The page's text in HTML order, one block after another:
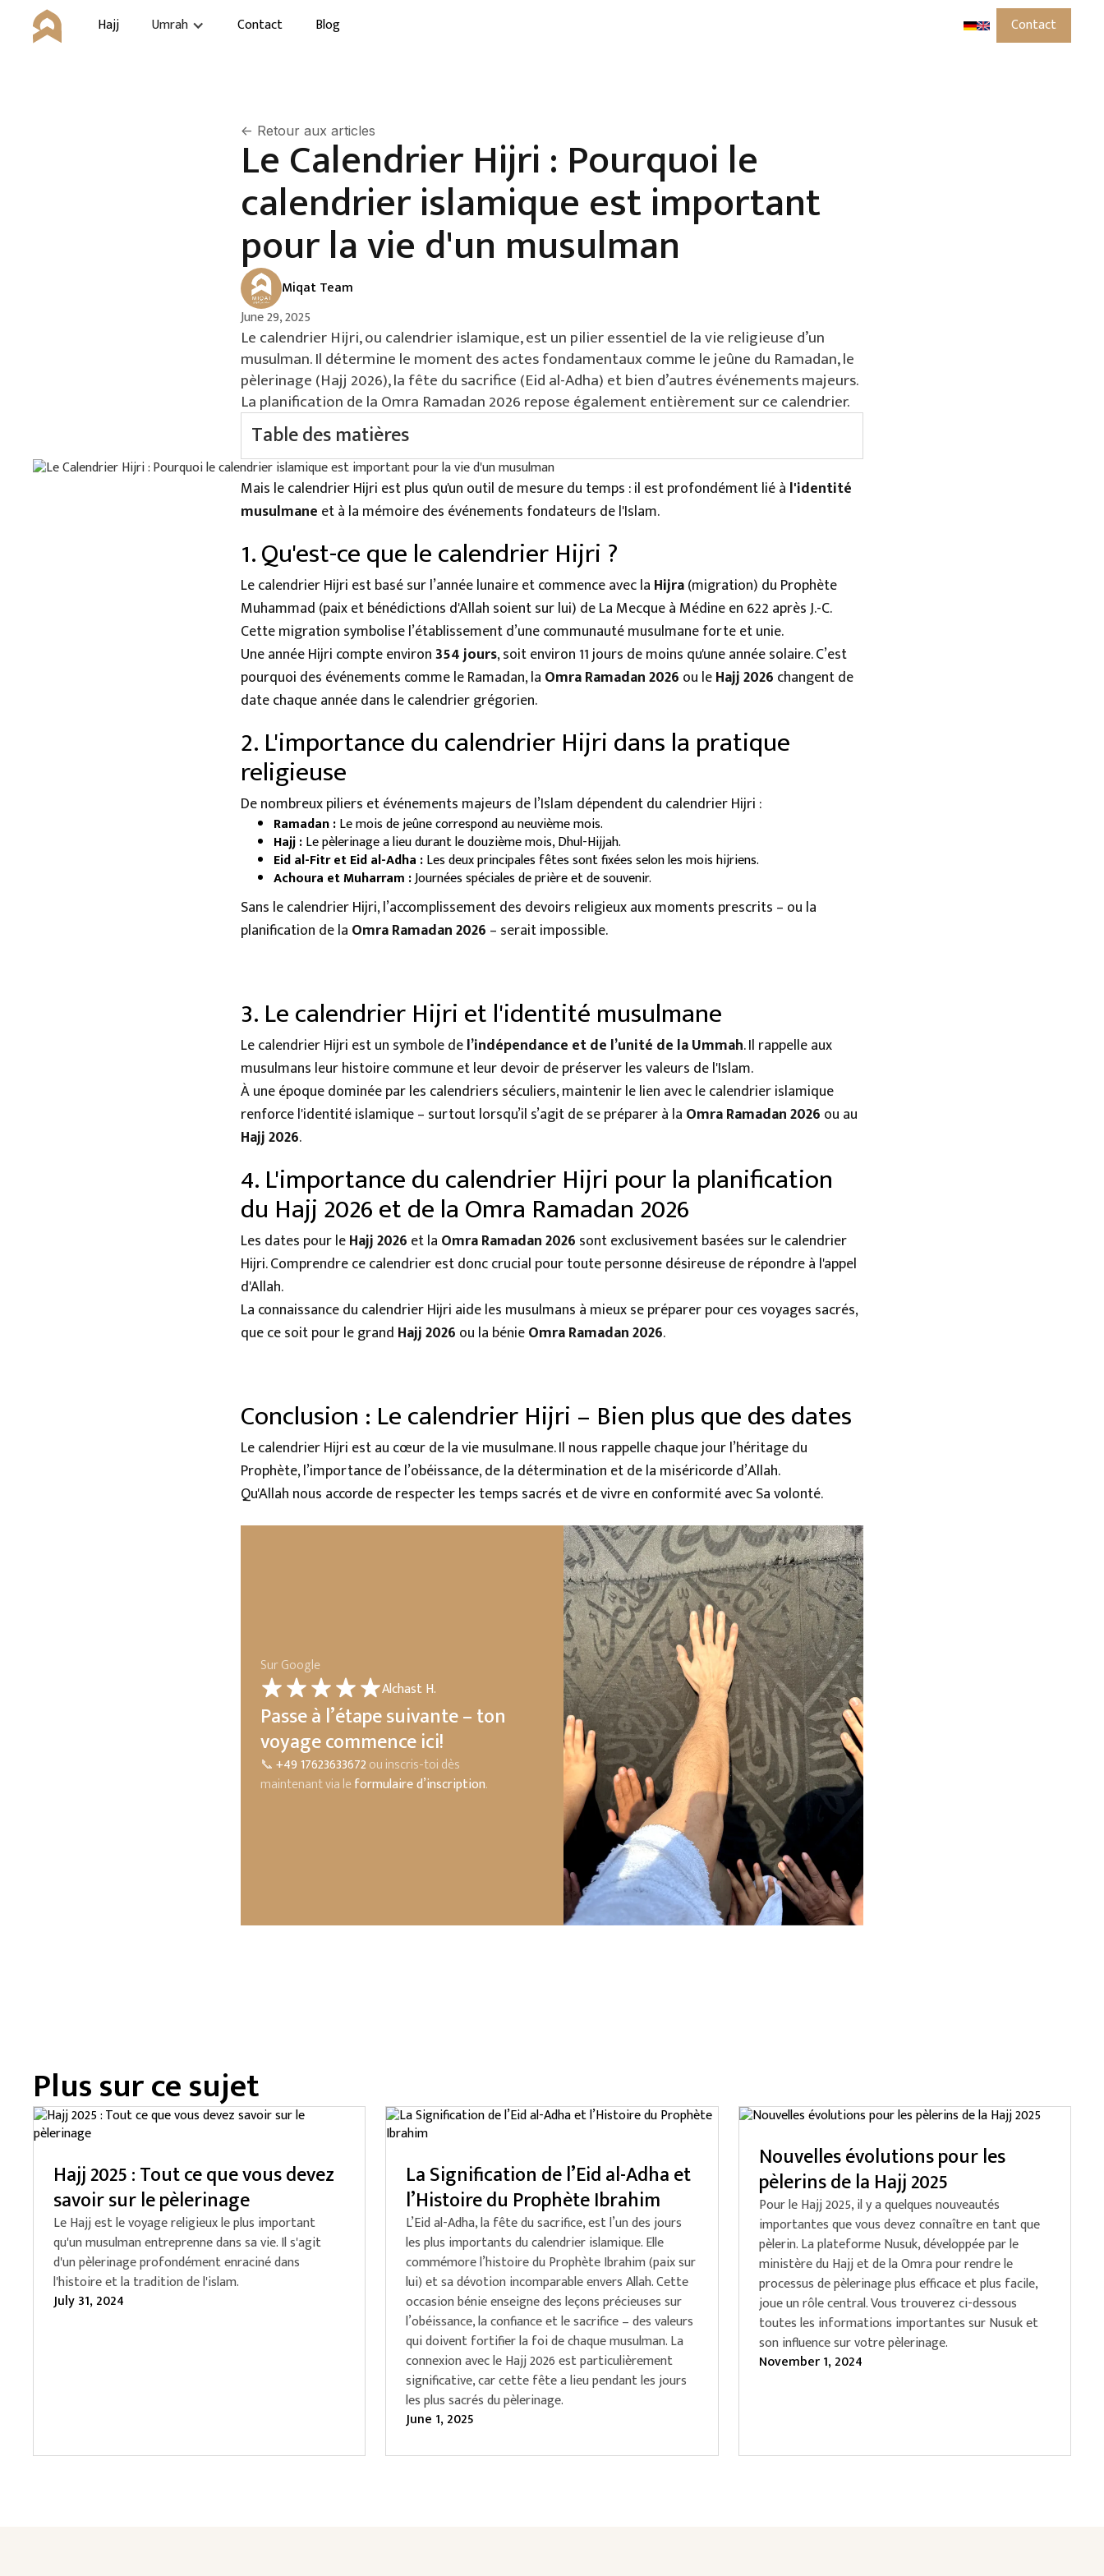
Hajj Umrah Contact Blog Contact
<- Retour aux articles
Le Calendrier Hijri : Pourquoi le
calendrier islamique est important
pour la vie d'un musulman
Miqat Team
June 29, 2025
Le calendrier Hijri, ou calendrier islamique, est un pilier essentiel de la vie religieuse d’un
musulman. Il détermine le moment des actes fondamentaux comme le jeûne du Ramadan, le
pèlerinage (Hajj 2026), la fête du sacrifice (Eid al-Adha) et bien d’autres événements majeurs.
La planification de la Omra Ramadan 2026 repose également entièrement sur ce calendrier.
Table des matières
1. Qu'est-ce que le calendrier Hijri ?
2. L'importance du calendrier Hijri dans la pratique religieuse
3. Le calendrier Hijri et l'identité musulmane
4. L'importance du calendrier Hijri pour la planification du Hajj 2026 et de la Omra Ramadan 2026
Mais le calendrier Hijri est plus qu'un outil de mesure du temps : il est profondément lié à l'identité
musulmane et à la mémoire des événements fondateurs de l'Islam.
1. Qu'est-ce que le calendrier Hijri ?
Le calendrier Hijri est basé sur l’année lunaire et commence avec la Hijra(migration) du Prophète
Muhammad (paix et bénédictions d'Allah soient sur lui) de La Mecque à Médine en 622 après J.-C.
Cette migration symbolise l’établissement d’une communauté musulmane forte et unie.
Une année Hijri compte environ354 jours, soit environ 11 jours de moins qu'une année solaire. C’est
pourquoi des événements comme le Ramadan, la Omra Ramadan 2026 ou leHajj 2026 changent de
date chaque année dans le calendrier grégorien.
2. L'importance du calendrier Hijri dans la pratique
religieuse
De nombreux piliers et événements majeurs de l’Islam dépendent du calendrier Hijri :
Ramadan :Le mois de jeûne correspond au neuvième mois.
Hajj :Le pèlerinage a lieu durant le douzième mois, Dhul-Hijjah.
Eid al-Fitr et Eid al-Adha :Les deux principales fêtes sont fixées selon les mois hijriens.
Achoura et Muharram :Journées spéciales de prière et de souvenir.
Sans le calendrier Hijri, l’accomplissement des devoirs religieux aux moments prescrits – ou la
planification de la Omra Ramadan 2026 – serait impossible.
3. Le calendrier Hijri et l'identité musulmane
Le calendrier Hijri est un symbole del’indépendance et de l’unité de la Ummah. Il rappelle aux
musulmans leur histoire commune et leur devoir de préserver les valeurs de l'Islam.
À une époque dominée par les calendriers séculiers, maintenir le lien avec le calendrier islamique
renforce l'identité islamique – surtout lorsqu’il s’agit de se préparer à la Omra Ramadan 2026 ou au
Hajj 2026.
4. L'importance du calendrier Hijri pour la planification
du Hajj 2026 et de la Omra Ramadan 2026
Les dates pour leHajj 2026 et la Omra Ramadan 2026 sont exclusivement basées sur le calendrier
Hijri. Comprendre ce calendrier est donc crucial pour toute personne désireuse de répondre à l'appel
d'Allah.
La connaissance du calendrier Hijri aide les musulmans à mieux se préparer pour ces voyages sacrés,
que ce soit pour le grand Hajj 2026 ou la bénieOmra Ramadan 2026.
Conclusion : Le calendrier Hijri – Bien plus que des dates
Le calendrier Hijri est au cœur de la vie musulmane. Il nous rappelle chaque jour l’héritage du
Prophète, l’importance de l’obéissance, de la détermination et de la miséricorde d’Allah.
Qu'Allah nous accorde de respecter les temps sacrés et de vivre en conformité avec Sa volonté.
Sur Google
Alchast H. Youssef A. Saban S.
Passe à l’étape suivante – ton
voyage commence ici!
📞+49 17623633672ou inscris-toi dès
maintenant via leformulaire d’inscription.
Plus sur ce sujet
Hajj 2025 : Tout ce que vous devez
savoir sur le pèlerinage
Le Hajj est le voyage religieux le plus important
qu'un musulman entreprenne dans sa vie. Il s'agit
d'un pèlerinage profondément enraciné dans
l'histoire et la tradition de l'islam.
July 31, 2024
La Signification de l’Eid al-Adha et
l’Histoire du Prophète Ibrahim
L’Eid al-Adha, la fête du sacrifice, est l’un des jours
les plus importants du calendrier islamique. Elle
commémore l’histoire du Prophète Ibrahim (paix sur
lui) et sa dévotion incomparable envers Allah. Cette
occasion bénie enseigne des leçons précieuses sur
l’obéissance, la confiance et le sacrifice – des valeurs
qui doivent fortifier la foi de chaque musulman. La
connexion avec le Hajj 2026 est particulièrement
significative, car cette fête a lieu pendant les jours
les plus sacrés du pèlerinage.
June 1, 2025
Nouvelles évolutions pour les
pèlerins de la Hajj 2025
Pour le Hajj 2025, il y a quelques nouveautés
importantes que vous devez connaître en tant que
pèlerin. La plateforme Nusuk, développée par le
ministère du Hajj et de la Omra pour rendre le
processus de pèlerinage plus efficace et plus facile,
joue un rôle central. Vous trouverez ci-dessous
toutes les informations importantes sur Nusuk et
son influence sur votre pèlerinage.
November 1, 2024